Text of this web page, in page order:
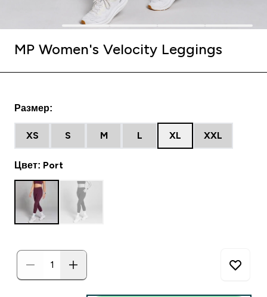
MP Women's Velocity Leggings
Размер:
XS S M L XL XXL
Цвет: Port